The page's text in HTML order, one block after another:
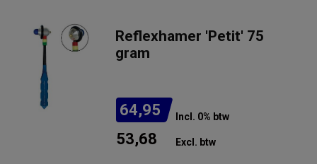
Reflexhamer 'Petit' 75
gram
64,95 Incl. 0% btw
53,68 Excl. btw